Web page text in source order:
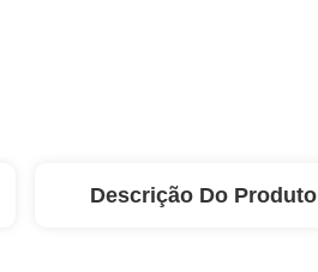
Descrição Do Produto